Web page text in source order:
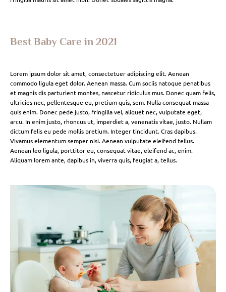
Best Baby Care in 2021
Lorem ipsum dolor sit amet, consectetuer adipiscing elit. Aenean
commodo ligula eget dolor. Aenean massa. Cum sociis natoque penatibus
et magnis dis parturient montes, nascetur ridiculus mus. Donec quam felis,
ultricies nec, pellentesque eu, pretium quis, sem. Nulla consequat massa
quis enim. Donec pede justo, fringilla vel, aliquet nec, vulputate eget,
arcu. In enim justo, rhoncus ut, imperdiet a, venenatis vitae, justo. Nullam
dictum felis eu pede mollis pretium. Integer tincidunt. Cras dapibus.
Vivamus elementum semper nisi. Aenean vulputate eleifend tellus.
Aenean leo ligula, porttitor eu, consequat vitae, eleifend ac, enim.
Aliquam lorem ante, dapibus in, viverra quis, feugiat a, tellus.